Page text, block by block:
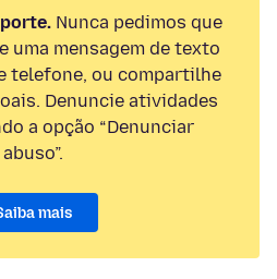
Nunca pedimos que
uma mensagem de texto
telefone, ou compartilhe
Denuncie atividades
a opção “Denunciar
abuso”.
mais